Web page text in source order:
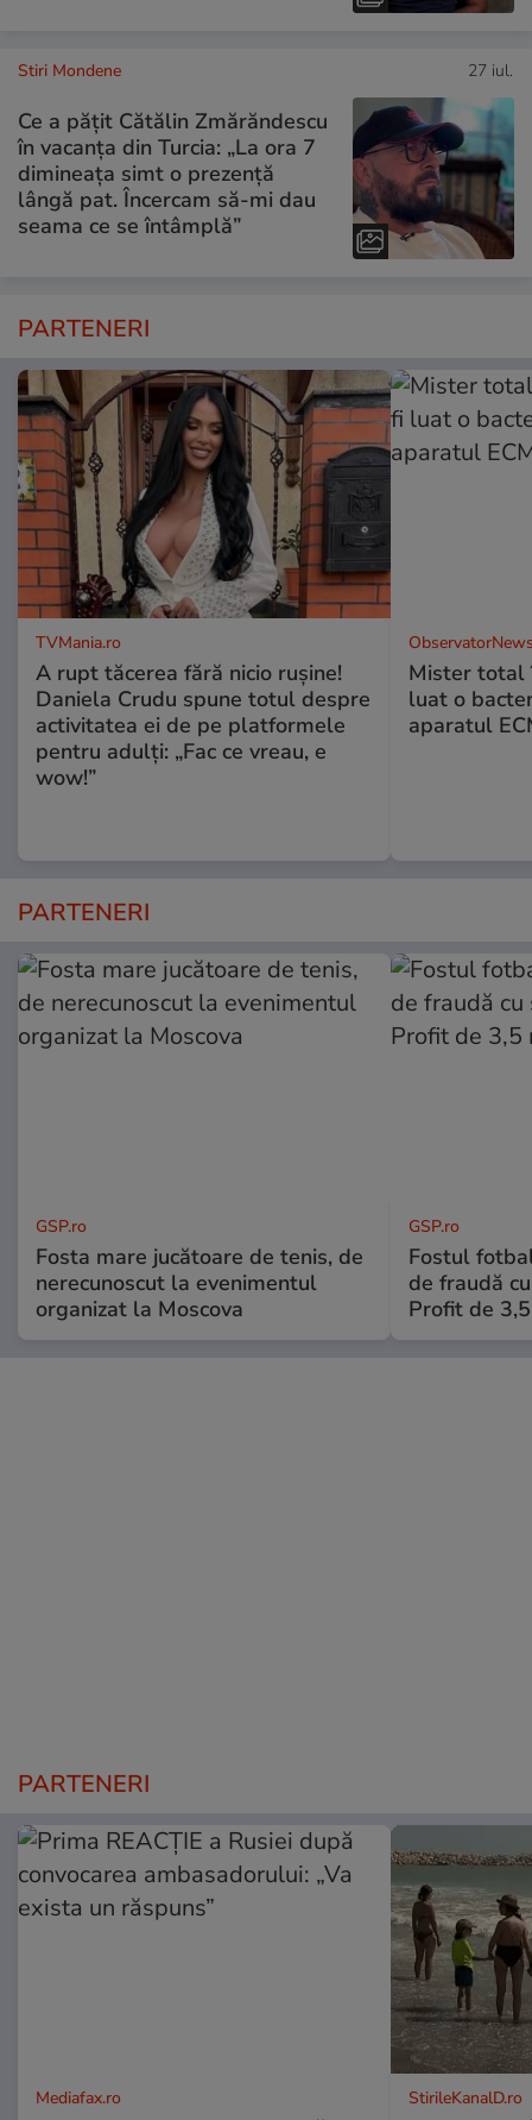
Stiri Mondene 27 iul.
Ce a pățit Cătălin Zmărăndescu
în vacanța din Turcia: „La ora 7
dimineața simt o prezență
lângă pat. Încercam să-mi dau
seama ce se întâmplă”
PARTENERI
TVMania.ro
A rupt tăcerea fără nicio rușine!
Daniela Crudu spune totul despre
activitatea ei de pe platformele
pentru adulți: „Fac ce vreau, e
wow!”
Mister total
luat o
aparatul
PARTENERI
GSP.ro
Fosta mare jucătoare de tenis, de
nerecunoscut la evenimentul
organizat la Moscova
GSP.ro
Fostul
de fraudă
Profit de
PARTENERI
Mediafax.ro StirileKanalD.ro